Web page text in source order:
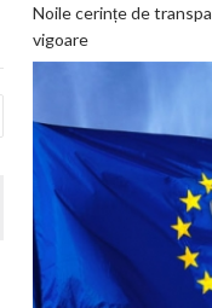
Noile cerințe de
vigoare